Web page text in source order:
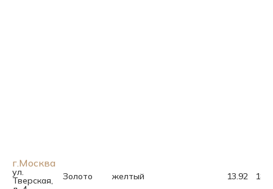
г.Москва
ул.
Тверская, Золото желтый 13.92 18.5